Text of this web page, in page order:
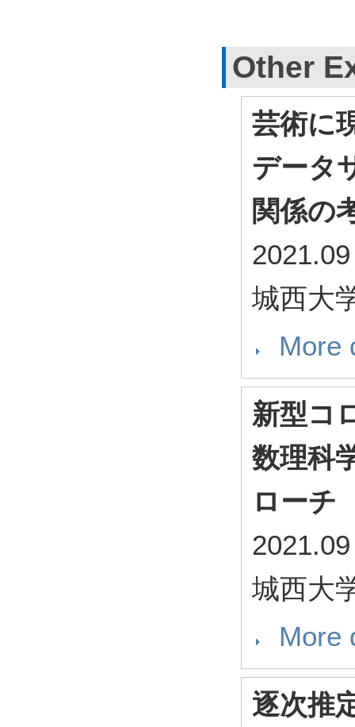
Other
芸術に
データ
関係の
2021.09
城西大
More
新型コ
数理科
ローチ
2021.09
城西大
More
逐次推